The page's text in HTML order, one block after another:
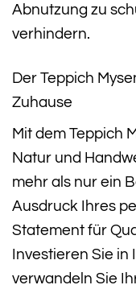
Abnutzung zu
verhindern.
Der Teppich
Zuhause
Mit dem Teppich
Natur und
mehr als nur ein
Ausdruck Ihres
Statement für
Investieren Sie
verwandeln Sie